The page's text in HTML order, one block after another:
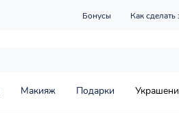
Бонусы Как сделать
Макияж Подарки